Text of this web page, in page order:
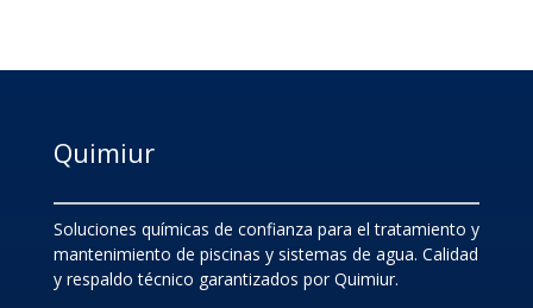
Quimiur
Soluciones químicas de confianza para el tratamiento y
mantenimiento de piscinas y sistemas de agua. Calidad
y respaldo técnico garantizados por Quimiur.